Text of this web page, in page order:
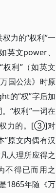
力的“权利”一
英文power、
利”（如英文
国公法》时原
的“权”字后加
“权利”一词在
权力的。[③]对
原文内偶有汉
人理所应得之
不得已而用之
1865年随《万